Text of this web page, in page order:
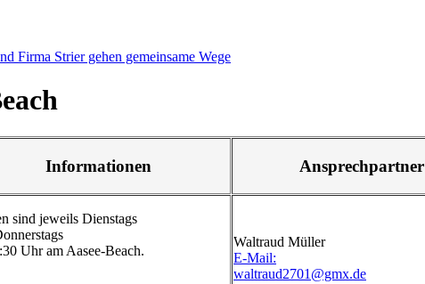
Firma Strier gehen gemeinsame Wege
Informationen Ansprechpartner
sind jeweils Dienstags
Uhr am Aasee-Beach.
Waltraud Müller
E-Mail:
waltraud2701@gmx.de